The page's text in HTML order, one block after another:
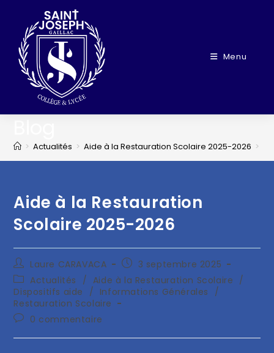
Menu
> Actualités > Aide à la Restauration Scolaire 2025-2026 >
Aide à la Restauration
Scolaire 2025-2026
Laure CARAVACA
3 septembre 2025
Actualités
/ Aide à la Restauration Scolaire /
Dispositifs aide
/ Informations Générales
/
Restauration Scolaire
0 commentaire